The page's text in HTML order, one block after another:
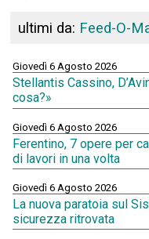
ultimi da: Feed-O-
Giovedì 6 Agosto 2026
Stellantis Cassino,
cosa?»
Giovedì 6 Agosto 2026
Ferentino, 7 opere per
di lavori in una volta
Giovedì 6 Agosto 2026
La nuova paratoia sul
sicurezza ritrovata